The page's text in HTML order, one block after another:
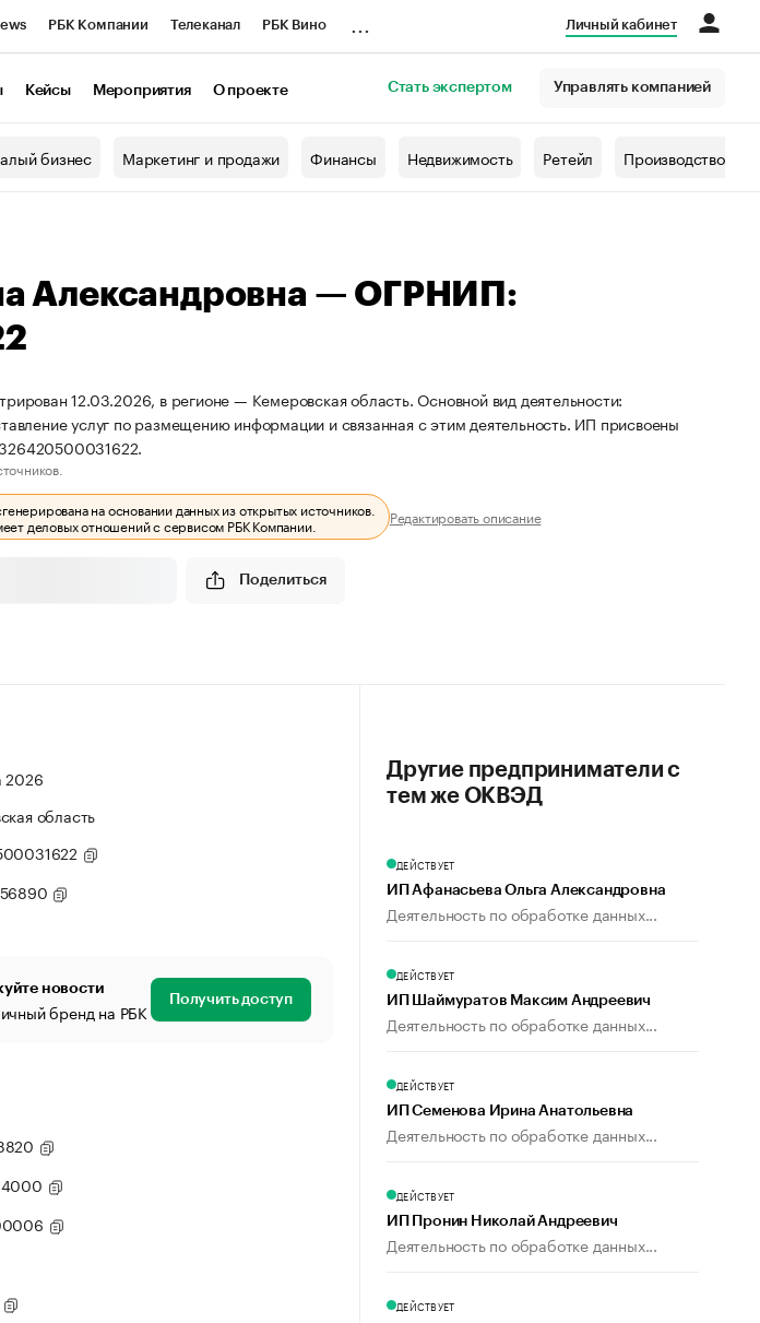
РБК Компании Телеканал РБК Вино Личный кабинет
Кейсы Мероприятия О проекте Стать экспертом Управлять компанией
бизнес Маркетинг и продажи Финансы Недвижимость Ретейл Производство
Александровна — ОГРНИП:
12.03.2026, в регионе — Кемеровская область. Основной вид деятельности:
услуг по размещению информации и связанная с этим деятельность. ИП присвоены
на основании данных из открытых источников.
деловых отношений с сервисом РБК Компании. Редактировать описание
Поделиться
2026
область
новости
бренд на РБК Получить доступ
Другие предприниматели с
тем же ОКВЭД
ДЕЙСТВУЕТ
ИП Афанасьева Ольга Александровна
Деятельность по обработке данных...
ДЕЙСТВУЕТ
ИП Шаймуратов Максим Андреевич
Деятельность по обработке данных...
ДЕЙСТВУЕТ
ИП Семенова Ирина Анатольевна
Деятельность по обработке данных...
ДЕЙСТВУЕТ
ИП Пронин Николай Андреевич
Деятельность по обработке данных...
ДЕЙСТВУЕТ